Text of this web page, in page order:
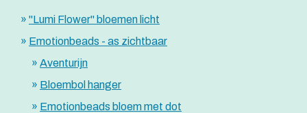
"Lumi Flower" bloemen licht
Emotionbeads - as zichtbaar
Aventurijn
Bloembol hanger
Emotionbeads bloem met dot